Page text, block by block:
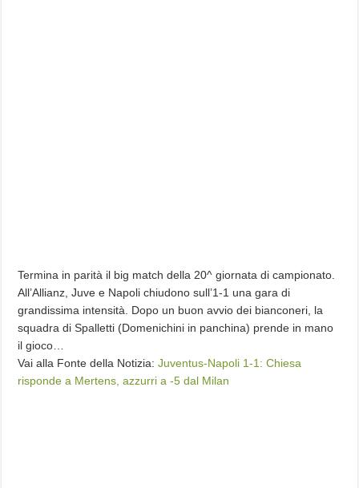
Termina in parità il big match della 20^ giornata di campionato.
All’Allianz, Juve e Napoli chiudono sull’1-1 una gara di
grandissima intensità. Dopo un buon avvio dei bianconeri, la
squadra di Spalletti (Domenichini in panchina) prende in mano
il gioco…
Vai alla Fonte della Notizia:Juventus-Napoli 1-1: Chiesa
risponde a Mertens, azzurri a -5 dal Milan